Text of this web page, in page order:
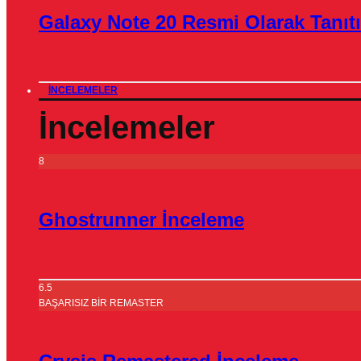
Galaxy Note 20 Resmi Olarak
İNCELEMELER
İncelemeler
8
Ghostrunner İnceleme
6.5
BAŞARISIZ BİR REMASTER